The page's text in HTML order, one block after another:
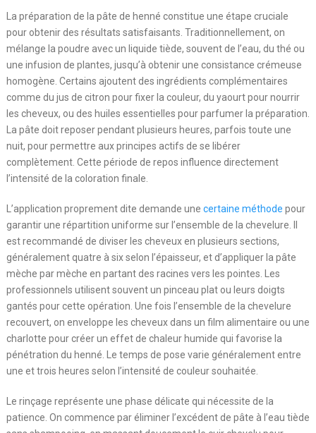
La préparation de la pâte de henné constitue une étape cruciale
pour obtenir des résultats satisfaisants. Traditionnellement, on
mélange la poudre avec un liquide tiède, souvent de l’eau, du thé ou
une infusion de plantes, jusqu’à obtenir une consistance crémeuse
homogène. Certains ajoutent des ingrédients complémentaires
comme du jus de citron pour fixer la couleur, du yaourt pour nourrir
les cheveux, ou des huiles essentielles pour parfumer la préparation.
La pâte doit reposer pendant plusieurs heures, parfois toute une
nuit, pour permettre aux principes actifs de se libérer
complètement. Cette période de repos influence directement
l’intensité de la coloration finale.
L’application proprement dite demande une certaine méthode pour
garantir une répartition uniforme sur l’ensemble de la chevelure. Il
est recommandé de diviser les cheveux en plusieurs sections,
généralement quatre à six selon l’épaisseur, et d’appliquer la pâte
mèche par mèche en partant des racines vers les pointes. Les
professionnels utilisent souvent un pinceau plat ou leurs doigts
gantés pour cette opération. Une fois l’ensemble de la chevelure
recouvert, on enveloppe les cheveux dans un film alimentaire ou une
charlotte pour créer un effet de chaleur humide qui favorise la
pénétration du henné. Le temps de pose varie généralement entre
une et trois heures selon l’intensité de couleur souhaitée.
Le rinçage représente une phase délicate qui nécessite de la
patience. On commence par éliminer l’excédent de pâte à l’eau tiède